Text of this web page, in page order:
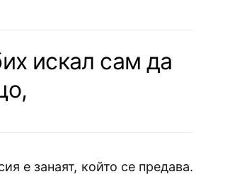
искал сам да
е занаят, който се предава.